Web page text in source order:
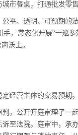
市餐桌，打通批发零
、透明、可预期的
手，常态化开展“一巡
沃土。
经营主体的交易预期
公开开庭审理了一
至法院。庭审中，承